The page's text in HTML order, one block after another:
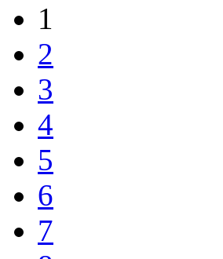
1
2
3
4
5
6
7